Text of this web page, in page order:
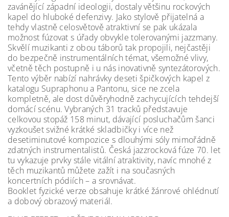
zavánějící západní ideologii, dostaly většinu rockových
kapel do hluboké defenzivy. Jako stylově přijatelná a
tehdy vlastně celosvětově atraktivní se pak ukázala
možnost fúzovat s úřady obvykle tolerovanými jazzmany.
Skvělí muzikanti z obou táborů tak propojili, nejčastěji
do bezpečně instrumentálních témat, všemožné vlivy,
včetně těch postupně i u nás inovativně syntezátorových.
Tento výběr nabízí nahrávky deseti špičkových kapel z
katalogu Supraphonu a Pantonu, sice ne zcela
kompletně, ale dost důvěryhodně zachycujících tehdejší
domácí scénu. Vybraných 31 tracků představuje
celkovou stopáž 158 minut, dávající posluchačům šanci
vyzkoušet svižné krátké skladbičky i více než
desetiminutové kompozice s dlouhými sóly mimořádně
zdatných instrumentalistů. Česká jazzrocková fúze 70. let
tu vykazuje prvky stále vitální atraktivity, navíc mnohé z
těch muzikantů můžete zažít i na současných
koncertních pódiích – a srovnávat.
Booklet fyzické verze obsahuje krátké žánrové ohlédnutí
a dobový obrazový materiál.